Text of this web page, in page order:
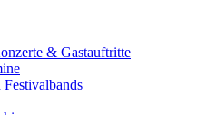
& Gastauftritte